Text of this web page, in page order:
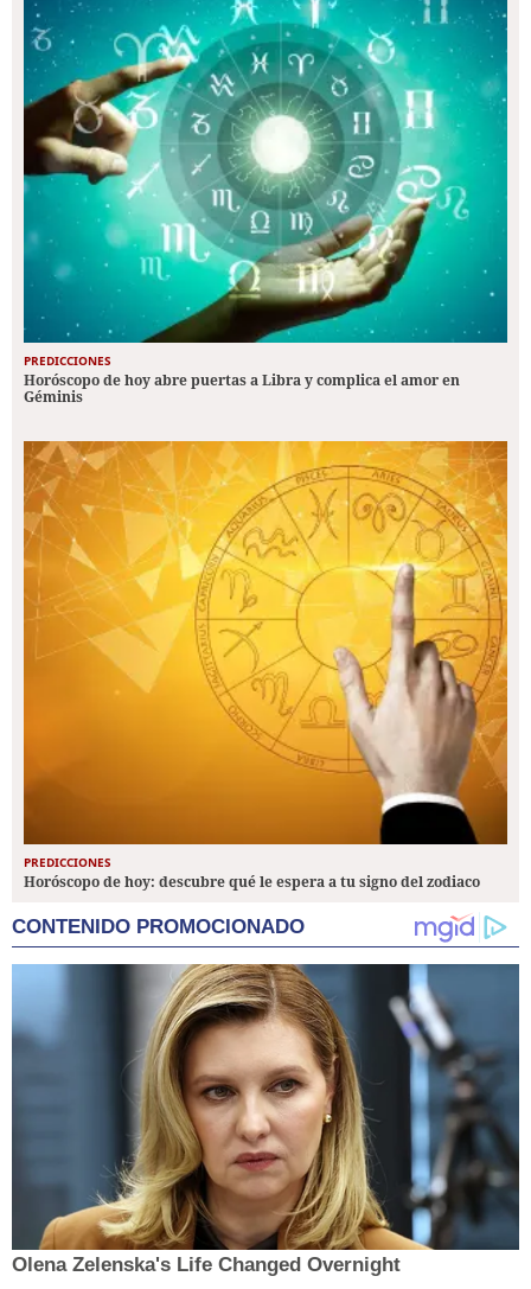
PREDICCIONES
Horóscopo de hoy abre puertas a Libra y complica el amor en
Géminis
PREDICCIONES
Horóscopo de hoy: descubre qué le espera a tu signo del zodiaco
CONTENIDO PROMOCIONADO
Olena Zelenska's Life Changed Overnight